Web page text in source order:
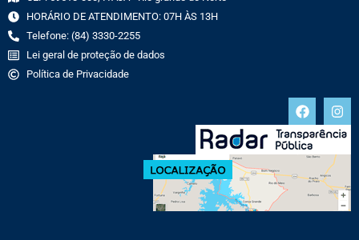
HORÁRIO DE ATENDIMENTO: 07H ÀS 13H
Telefone: (84) 3330-2255
Lei geral de proteção de dados
Política de Privacidade